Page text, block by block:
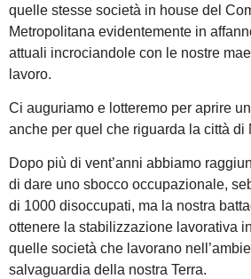
quelle stesse società in house del
Metropolitana evidentemente in
attuali incrociandole con le nostre
lavoro.
Ci auguriamo e lotteremo per aprire
anche per quel che riguarda la città di
Dopo più di vent’anni abbiamo
di dare uno sbocco occupazionale,
di 1000 disoccupati, ma la nostra
ottenere la stabilizzazione lavorativa
quelle società che lavorano
salvaguardia della nostra Terra.